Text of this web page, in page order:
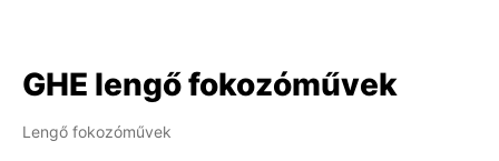
GHE lengő fokozóművek
Lengő fokozóművek